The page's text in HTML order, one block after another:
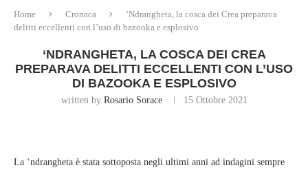
Home Cronaca
‘Ndrangheta, la cosca dei Crea preparava
delitti eccellenti con l’uso di bazooka e esplosivo
‘NDRANGHETA, LA COSCA DEI CREA
PREPARAVA DELITTI ECCELLENTI CON L’USO
DI BAZOOKA E ESPLOSIVO
written by Rosario Sorace 15 Ottobre 2021
La ‘ndrangheta è stata sottoposta negli ultimi anni ad indagini sempre